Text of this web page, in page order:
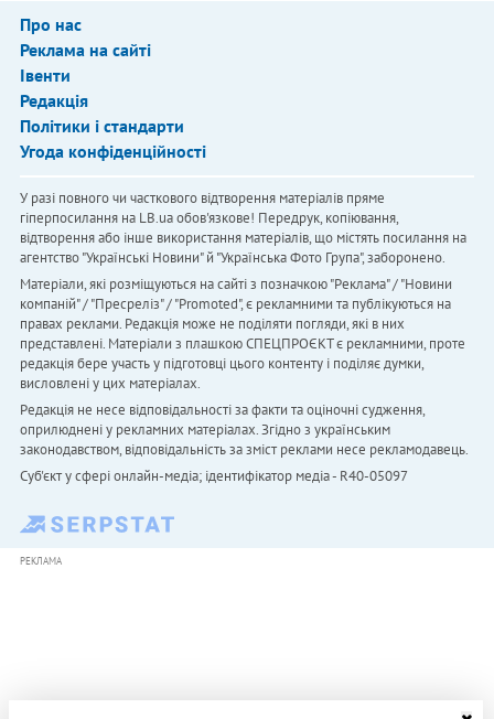
Про нас
Реклама на сайті
Івенти
Редакція
Політики і стандарти
Угода конфіденційності
У разі повного чи часткового відтворення матеріалів пряме
гіперпосилання на LB.ua обов'язкове! Передрук, копіювання,
відтворення або інше використання матеріалів, що містять посилання на
агентство "Українськi Новини" й "Українська Фото Група", заборонено.
Матеріали, які розміщуються на сайті з позначкою "Реклама" / "Новини
компаній" / "Пресреліз" / "Promoted", є рекламними та публікуються на
правах реклами. Редакція може не поділяти погляди, які в них
представлені. Матеріали з плашкою СПЕЦПРОЄКТ є рекламними, проте
редакція бере участь у підготовці цього контенту і поділяє думки,
висловлені у цих матеріалах.
Редакція не несе відповідальності за факти та оціночні судження,
оприлюднені у рекламних матеріалах. Згідно з українським
законодавством, відповідальність за зміст реклами несе рекламодавець.
Cуб'єкт у сфері онлайн-медіа; ідентифікатор медіа - R40-05097
РЕКЛАМА